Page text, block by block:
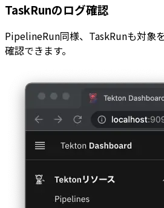
TaskRunのログ確認
PipelineRun同様、TaskRunも対象
確認できます。